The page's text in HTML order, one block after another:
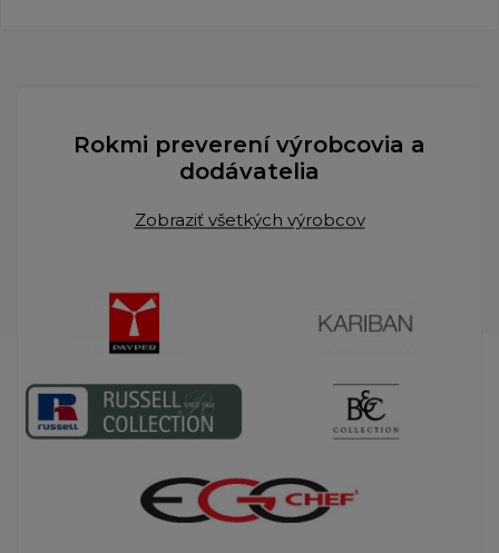
Rokmi preverení výrobcovia a
dodávatelia
Zobraziť všetkých výrobcov